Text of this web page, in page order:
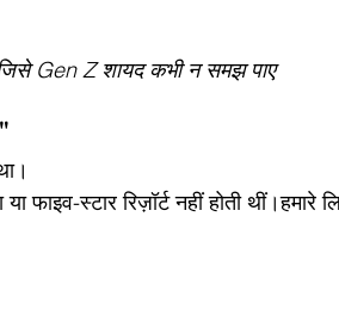
Gen Z शायद कभी न समझ पाए
फाइव-स्टार रिज़ॉर्ट नहीं होती थीं।हमारे